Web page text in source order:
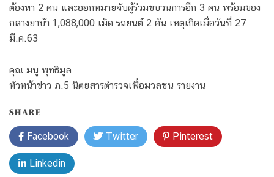
ต้องหา 2 คน และออกหมายจับผู้ร่วมขบวนการอีก 3 คน พร้อมของ
กลางยาบ้า 1,088,000 เม็ด รถยนต์ 2 คัน เหตุเกิดเมื่อวันที่ 27
มี.ค.63
คุณ มนู พุทธิมูล
หัวหน้าข่าว ภ.5 นิตยสารตำรวจเพื่อมวลชน รายงาน
SHARE
Facebook Twitter Pinterest
Linkedin